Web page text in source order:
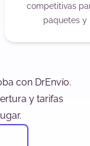
competitivas
paquetes y
con DrEnvío.
y tarifas